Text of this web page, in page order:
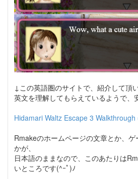
↓この英語圏のサイトで、紹介して頂
英文を理解してもらえているようで、
Hidamari Waltz Escape 3
Rmakeのホームページの文章とか、ゲ
かが、
日本語のままなので、このあたりは
いところです(^ｰﾟ)ﾉ